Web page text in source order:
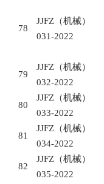
78
JJFZ （机械）
031-2022
79
JJFZ （机械）
032-2022
80
JJFZ （机械）
033-2022
81
JJFZ （机械）
034-2022
82
JJFZ （机械）
035-2022